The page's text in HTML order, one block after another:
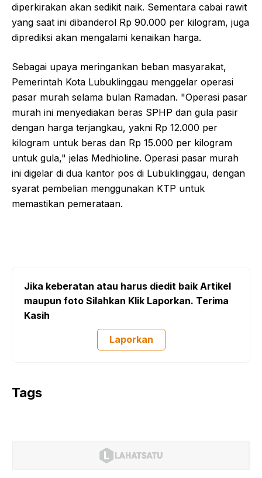
diperkirakan akan sedikit naik. Sementara cabai rawit
yang saat ini dibanderol Rp 90.000 per kilogram, juga
diprediksi akan mengalami kenaikan harga.
Sebagai upaya meringankan beban masyarakat,
Pemerintah Kota Lubuklinggau menggelar operasi
pasar murah selama bulan Ramadan. "Operasi pasar
murah ini menyediakan beras SPHP dan gula pasir
dengan harga terjangkau, yakni Rp 12.000 per
kilogram untuk beras dan Rp 15.000 per kilogram
untuk gula," jelas Medhioline. Operasi pasar murah
ini digelar di dua kantor pos di Lubuklinggau, dengan
syarat pembelian menggunakan KTP untuk
memastikan pemerataan.
Jika keberatan atau harus diedit baik Artikel
maupun foto Silahkan Klik Laporkan. Terima
Kasih
Laporkan
Tags